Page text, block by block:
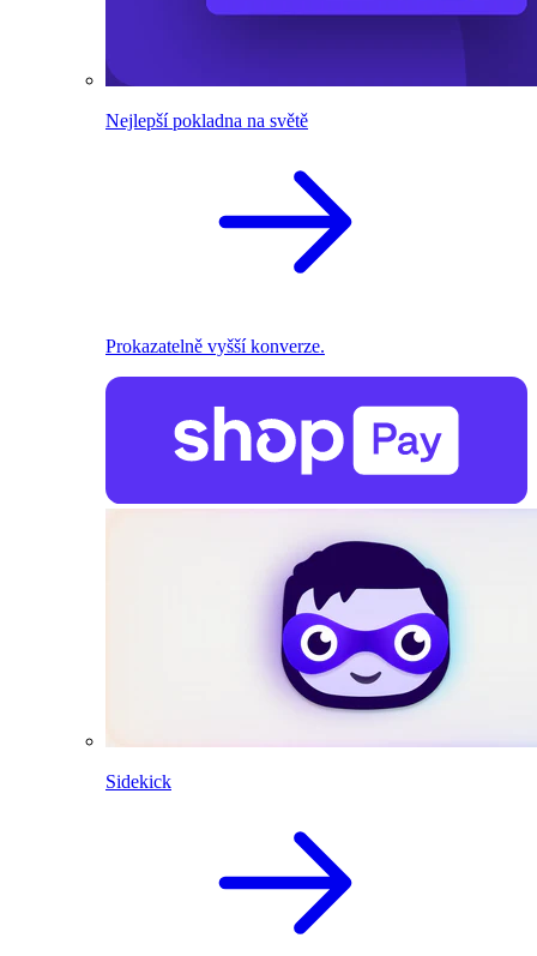
Nejlepší pokladna na světě
Prokazatelně vyšší konverze.
Sidekick